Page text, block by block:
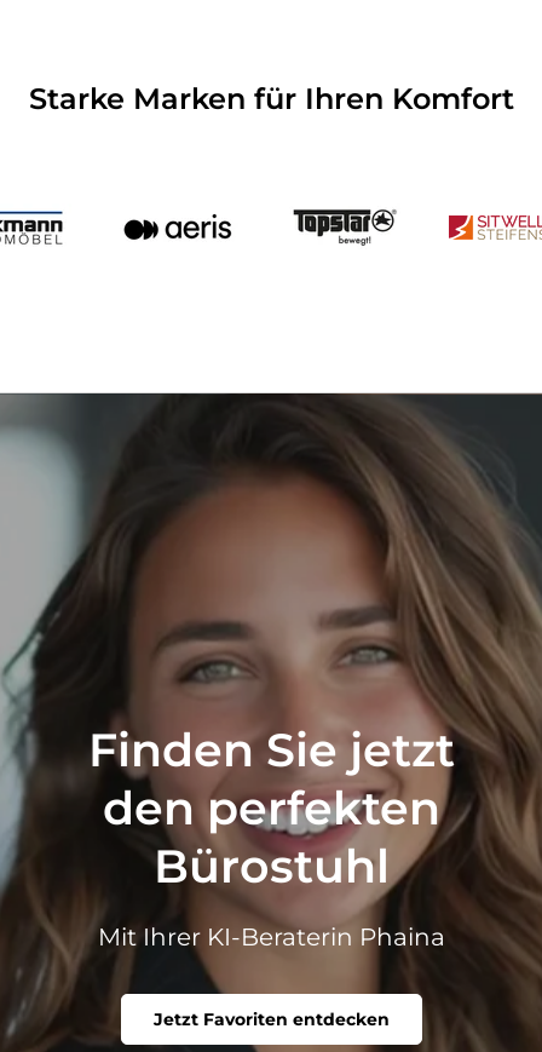
Starke Marken für Ihren Komfort
Finden Sie jetzt
den perfekten
Bürostuhl
Mit Ihrer KI-Beraterin Phaina
Jetzt Favoriten entdecken